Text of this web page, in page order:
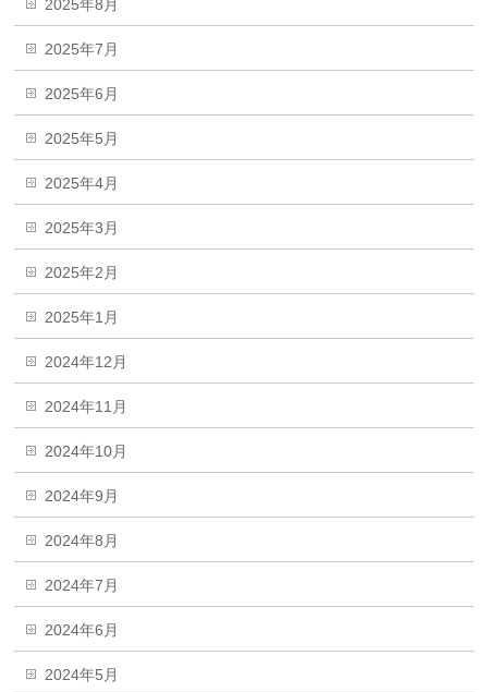
2025年8月
2025年7月
2025年6月
2025年5月
2025年4月
2025年3月
2025年2月
2025年1月
2024年12月
2024年11月
2024年10月
2024年9月
2024年8月
2024年7月
2024年6月
2024年5月